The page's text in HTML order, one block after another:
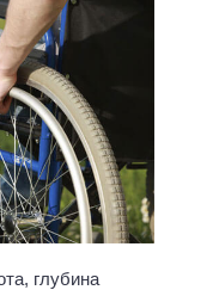
глубина